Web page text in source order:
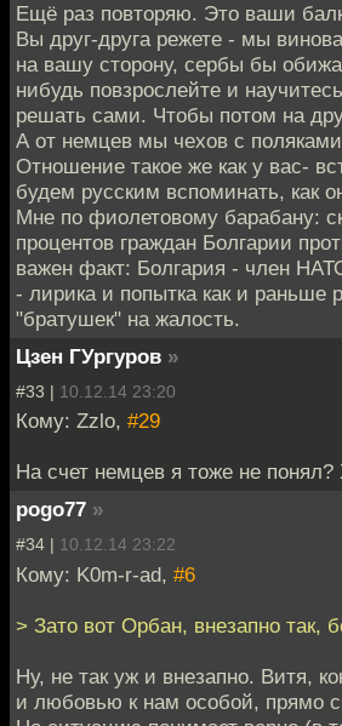
Ещё раз повторяю. Это ваши
Вы друг-друга режете - мы
на вашу сторону, сербы бы
нибудь повзрослейте и
решать сами. Чтобы потом на
А от немцев мы чехов с
Отношение такое же как у вас-
будем русским вспоминать, как
Мне по фиолетовому барабану:
процентов граждан Болгарии
важен факт: Болгария - член
- лирика и попытка как и раньше
"братушек" на жалость.
Цзен ГУргуров »
#33 | 10.12.14 23:20
Кому: Zzlo, #29
На счет немцев я тоже не понял?
pogo77 »
#34 | 10.12.14 23:22
Кому: K0m-r-ad, #6
> Зато вот Орбан, внезапно так,
Ну, не так уж и внезапно. Витя,
и любовью к нам особой, прямо